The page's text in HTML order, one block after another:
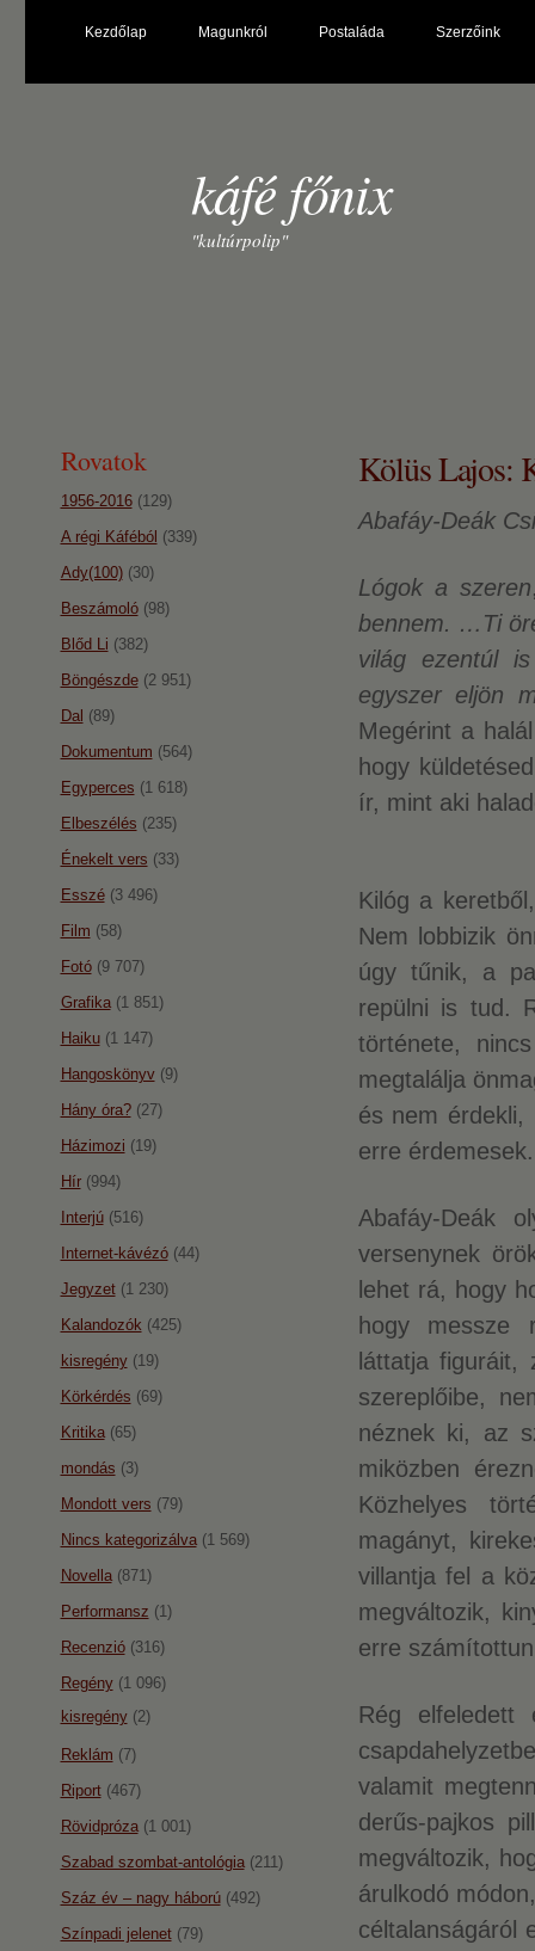
Kezdőlap Magunkról Postaláda Szerzőink
káfé főnix
"kultúrpolip"
Kölüs Lajos:
Abafáy-Deák
Lógok a szeren
bennem. …Ti
világ ezentúl
egyszer eljön
Megérint a
hogy
ír, mint aki
Kilóg a
Nem lobbizik
úgy tűnik, a
repülni is tud.
története,
megtalálja
és nem érdekli,
erre érdemesek.
Abafáy-Deák
versenynek
lehet rá, hogy
hogy messze
láttatja figuráit,
szereplőibe,
néznek ki, az
miközben
Közhelyes
magányt,
villantja fel a
megváltozik,
erre
Rég elfeledett
valamit
derűs-pajkos
megváltozik,
árulkodó
céltalanságáról
Rovatok
1956-2016(129)
A régi Káféból (339)
Ady(100)(30)
Beszámoló(98)
Blőd Li (382)
Böngészde(2 951)
Dal (89)
Dokumentum (564)
Egyperces (1 618)
Elbeszélés (235)
Énekelt vers (33)
Esszé(3 496)
Film (58)
Fotó(9 707)
Grafika(1 851)
Haiku(1 147)
Hangoskönyv(9)
Hány óra?(27)
Házimozi (19)
Hír(994)
Interjú(516)
Internet-kávézó(44)
Jegyzet(1 230)
Kalandozók (425)
kisregény(19)
Körkérdés (69)
Kritika(65)
mondás (3)
Mondott vers (79)
Nincs kategorizálva(1 569)
Novella(871)
Performansz (1)
Recenzió(316)
Regény(1 096)
kisregény(2)
Reklám (7)
Riport(467)
Rövidpróza(1 001)
Szabad szombat-antológia(211)
Száz év – nagy háború(492)
Színpadi jelenet(79)